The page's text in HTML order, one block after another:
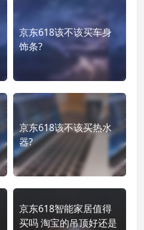
京东618该不该买车身
饰条?
京东618该不该买热水
器?
京东618智能家居值得
买吗 淘宝的吊顶好还是